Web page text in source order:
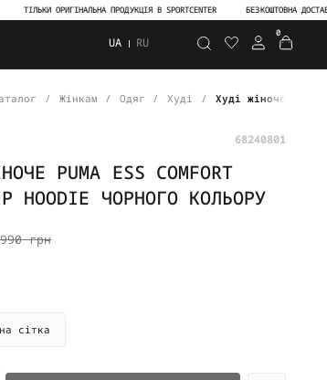
ОРИГІНАЛЬНА ПРОДУКЦІЯ В SPORTCENTER БЕЗКОШТОВНА ДОСТАВКА
UA RU Пошук
0
Жінкам Одяг Худі Худі жіноче
68240801
PUMA ESS COMFORT
HOODIE ЧОРНОГО КОЛЬОРУ
грн
сітка